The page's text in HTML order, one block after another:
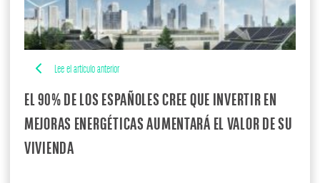
Lee el artículo anterior
EL 90% DE LOS ESPAÑOLES CREE QUE INVERTIR EN
MEJORAS ENERGÉTICAS AUMENTARÁ EL VALOR DE SU
VIVIENDA